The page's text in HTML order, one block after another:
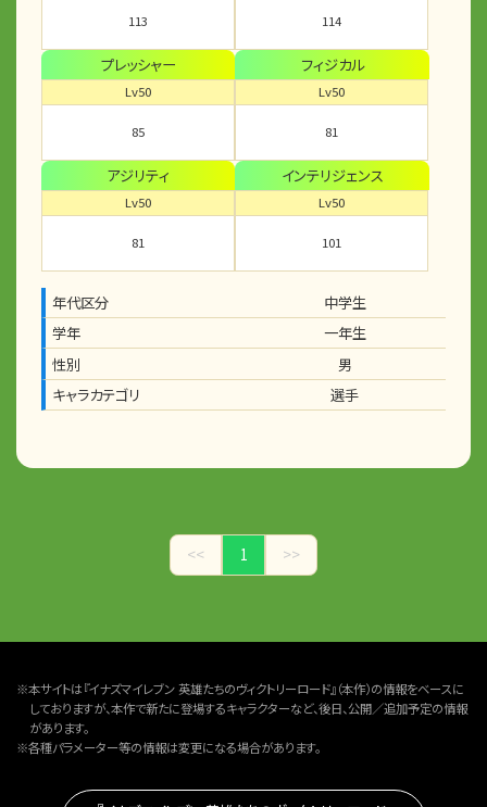
113 114
プレッシャー
Lv50
85
フィジカル
Lv50
81
アジリティ
Lv50
81
インテリジェンス
Lv50
101
年代区分
中学生
学年
一年生
性別
男
キャラカテゴリ
選手
<< 1 >>
※本サイトは『イナズマイレブン 英雄たちのヴィクトリーロード』（本作）の情報をベースに
しておりますが、本作で新たに登場するキャラクターなど、後日、公開／追加予定の情報
があります。
※各種パラメーター等の情報は変更になる場合があります。